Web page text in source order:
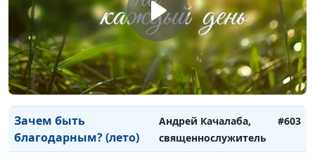
Видимое и невидимое:
суть веры и намерений
(весна)
Андрей Качалаба,
священнослужитель
#605
Зачем быть
благодарным? (осень)
Андрей Качалаба,
священнослужитель
#604
Зачем быть
благодарным? (лето)
Андрей Качалаба,
священнослужитель
#603